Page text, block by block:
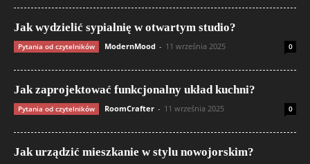
Jak wydzielić sypialnię w otwartym studio?
Pytania od czytelników ModernMood - 11 września 2025 0
Jak zaprojektować funkcjonalny układ kuchni?
Pytania od czytelników RoomCrafter - 11 września 2025 0
Jak urządzić mieszkanie w stylu nowojorskim?